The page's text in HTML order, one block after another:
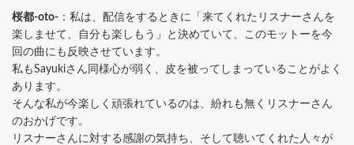
桜都-oto- ：私は、配信をするときに「来てくれたリスナーさんを
楽しませて、自分も楽しもう」と決めていて、このモットーを今
回の曲にも反映させています。
私もSayukiさん同様心が弱く、皮を被ってしまっていることがよく
あります。
そんな私が今楽しく頑張れているのは、紛れも無くリスナーさん
のおかげです。
リスナーさんに対する感謝の気持ち、そして聴いてくれた人々が